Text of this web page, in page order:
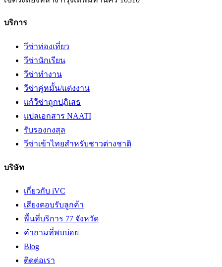
บริการ
วีซ่าท่องเที่ยว
วีซ่านักเรียน
วีซ่าทำงาน
วีซ่าคู่หมั้น/แต่งงาน
แก้วีซ่าถูกปฏิเสธ
แปลเอกสาร NAATI
รับรองกงสุล
วีซ่าเข้าไทยสำหรับชาวต่างชาติ
บริษัท
เกี่ยวกับ iVC
เสียงตอบรับลูกค้า
พื้นที่บริการ 77 จังหวัด
คำถามที่พบบ่อย
Blog
ติดต่อเรา